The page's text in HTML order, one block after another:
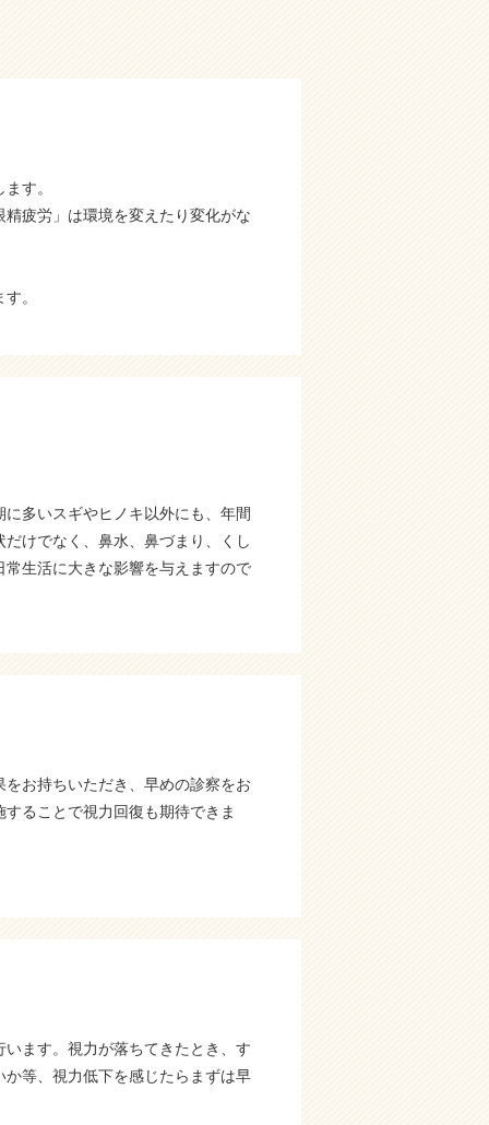
す。
疲労」は環境を変えたり変化がな
。
多いスギやヒノキ以外にも、年間
けでなく、鼻水、鼻づまり、くし
生活に大きな影響を与えますので
お持ちいただき、早めの診察をお
ることで視力回復も期待できま
ます。視力が落ちてきたとき、す
等、視力低下を感じたらまずは早